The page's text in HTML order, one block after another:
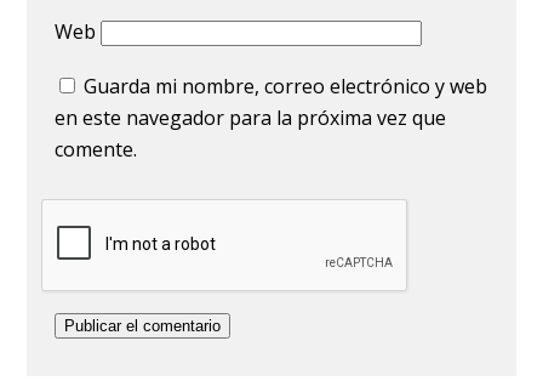
Web
Guarda mi nombre, correo electrónico y web
en este navegador para la próxima vez que
comente.